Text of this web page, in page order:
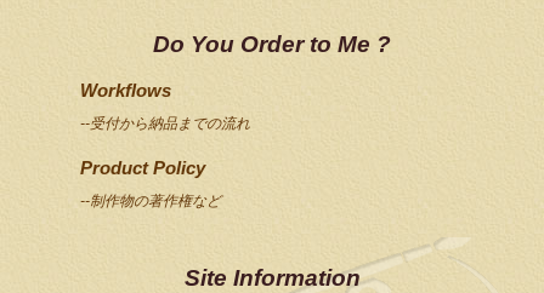
Do You Order to Me ?
Workflows
--受付から納品までの流れ
Product Policy
--制作物の著作権など
Site Information